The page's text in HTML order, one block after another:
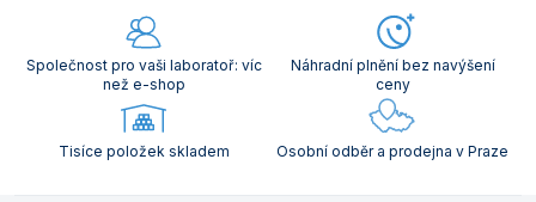
Společnost pro vaši laboratoř: víc
než e-shop
Náhradní plnění bez navýšení
ceny
Tisíce položek skladem Osobní odběr a prodejna v Praze